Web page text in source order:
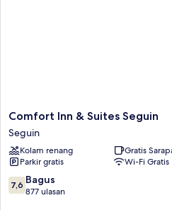
Comfort
Inn
&
Suites
Seguin
Seguin
Comfort Inn & Suites Seguin
Seguin
Kolam renang
Gratis
Parkir gratis
Wi-Fi Gratis
7.6
dari
7,6 Bagus
877 ulasan